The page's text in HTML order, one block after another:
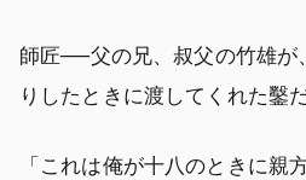
師匠──父の兄、叔父の竹雄が
りしたときに渡してくれた鑿だ
「これは俺が十八のときに親